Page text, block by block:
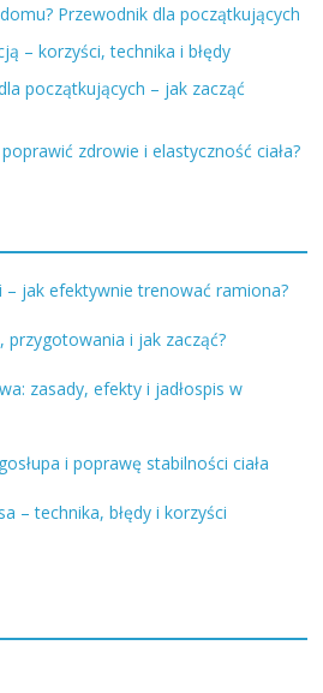
Przewodnik dla początkujących
– korzyści, technika i błędy
początkujących – jak zacząć
zdrowie i elastyczność ciała?
– jak efektywnie trenować ramiona?
przygotowania i jak zacząć?
zasady, efekty i jadłospis w
i poprawę stabilności ciała
– technika, błędy i korzyści